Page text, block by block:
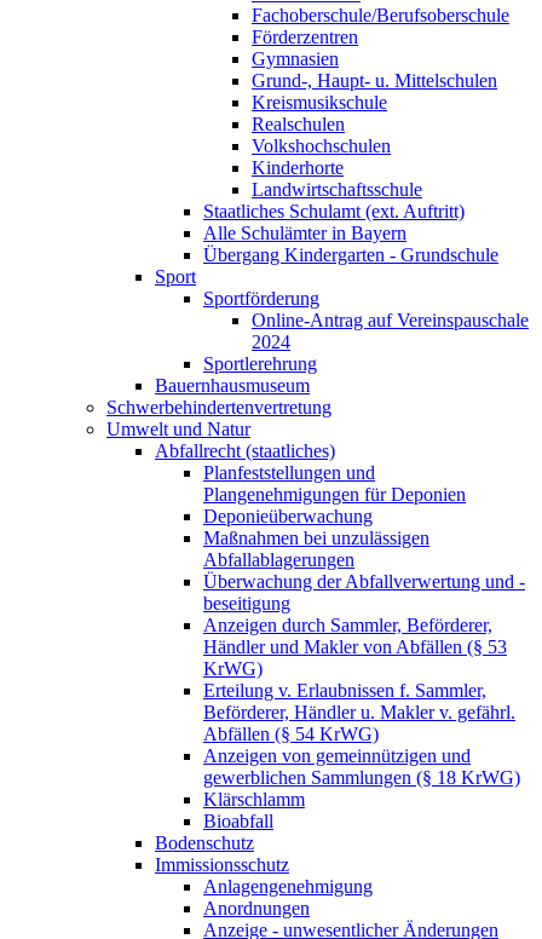
Fachoberschule/Berufsoberschule
Förderzentren
Gymnasien
Grund-, Haupt- u. Mittelschulen
Kreismusikschule
Realschulen
Volkshochschulen
Kinderhorte
Landwirtschaftsschule
Staatliches Schulamt (ext. Auftritt)
Alle Schulämter in Bayern
Übergang Kindergarten - Grundschule
Sport
Sportförderung
Online-Antrag auf Vereinspauschale
2024
Sportlerehrung
Bauernhausmuseum
Schwerbehindertenvertretung
Umwelt und Natur
Abfallrecht (staatliches)
Planfeststellungen und
Plangenehmigungen für Deponien
Deponieüberwachung
Maßnahmen bei unzulässigen
Abfallablagerungen
Überwachung der Abfallverwertung und -
beseitigung
Anzeigen durch Sammler, Beförderer,
Händler und Makler von Abfällen (§ 53
KrWG)
Erteilung v. Erlaubnissen f. Sammler,
Beförderer, Händler u. Makler v. gefährl.
Abfällen (§ 54 KrWG)
Anzeigen von gemeinnützigen und
gewerblichen Sammlungen (§ 18 KrWG)
Klärschlamm
Bioabfall
Bodenschutz
Immissionsschutz
Anlagengenehmigung
Anordnungen
Anzeige - unwesentlicher Änderungen